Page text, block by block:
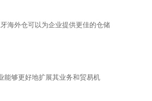
海外仓可以为企业提供更佳的仓储
能够更好地扩展其业务和贸易机